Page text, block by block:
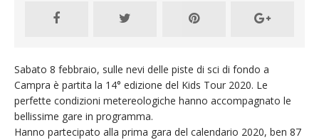
Sabato 8 febbraio, sulle nevi delle piste di sci di fondo a
Campra è partita la 14° edizione del Kids Tour 2020. Le
perfette condizioni metereologiche hanno accompagnato le
bellissime gare in programma.
Hanno partecipato alla prima gara del calendario 2020, ben 87